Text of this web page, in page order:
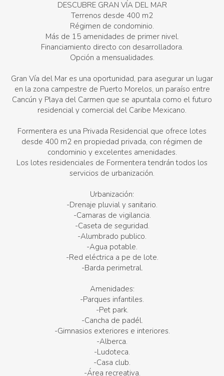
DESCUBRE GRAN VÍA DEL MAR
Terrenos desde 400 m2
Régimen de condominio.
Más de 15 amenidades de primer nivel.
Financiamiento directo con desarrolladora.
Opción a mensualidades.
Gran Vía del Mar es una oportunidad, para asegurar un lugar
en la zona campestre de Puerto Morelos, un paraíso entre
Cancún y Playa del Carmen que se apuntala como el futuro
residencial y comercial del Caribe Mexicano.
Formentera es una Privada Residencial que ofrece lotes
desde 400 m2 en propiedad privada, con régimen de
condominio y excelentes amenidades.
Los lotes residenciales de Formentera tendrán todos los
servicios de urbanización.
Urbanización:
-Drenaje pluvial y sanitario.
-Camaras de vigilancia.
-Caseta de seguridad.
-Alumbrado publico.
-Agua potable.
-Red eléctrica a pe de lote.
-Barda perimetral.
Amenidades:
-Parques infantiles.
-Pet park.
-Cancha de padél.
-Gimnasios exteriores e interiores.
-Alberca.
-Ludoteca.
-Casa club.
-Área recreativa.